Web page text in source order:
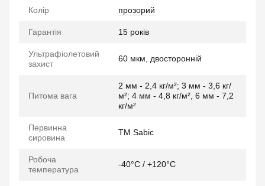
Колір прозорий
Гарантія 15 років
Ультрафіолетовий
захист
60 мкм, двосторонній
Питома вага
2 мм - 2,4 кг/м²; 3 мм - 3,6 кг/
м²; 4 мм - 4,8 кг/м², 6 мм - 7,2
кг/м²
Первинна
сировина
TM Sabic
Робоча
температура
-40°C / +120°C